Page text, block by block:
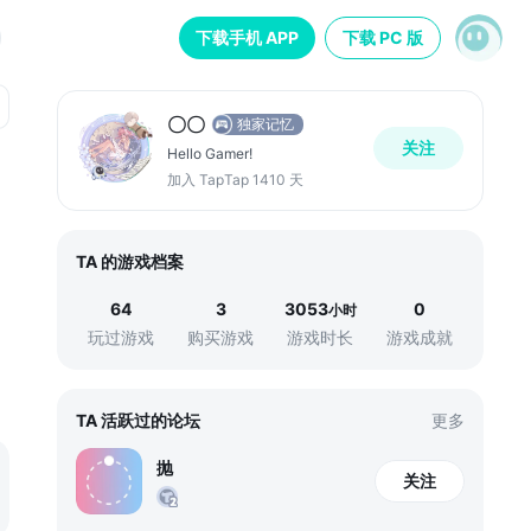
下载手机 APP 下载 PC 版
〇〇
独家记忆
Hello Gamer!
加入 TapTap 1410 天
关注
TA 的游戏档案
64
玩过游戏
3
购买游戏
3053小时
游戏时长
0
游戏成就
TA 活跃过的论坛 更多
抛
关注